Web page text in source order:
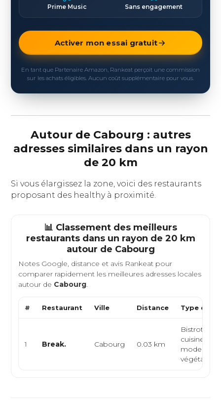
Prime Music Sans engagement
Activer mon essai gratuit
En tant que Partenaire Amazon, Rankeat perçoit une commission
sur les achats éligibles. Aucun coût supplémentaire pour vous.
Autour de Cabourg : autres
adresses similaires dans un rayon
de 20 km
Si vous élargissez la zone, voici des restaurants
proposant des healthy à proximité.
📊 Classement des meilleurs
restaurants dans un rayon de 20 km
autour de Cabourg
Notes Google, distance et avis Rankeat pour
comparer rapidement les meilleures adresses locales
autour de Cabourg.
# Restaurant Ville Distance Type de
1 Break. Cabourg 0.03 km
Bistrot
cuisine
moderne,
végétarien